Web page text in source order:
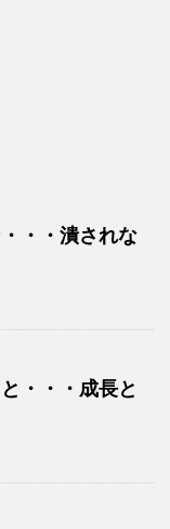
・・潰されな
・・・成長と